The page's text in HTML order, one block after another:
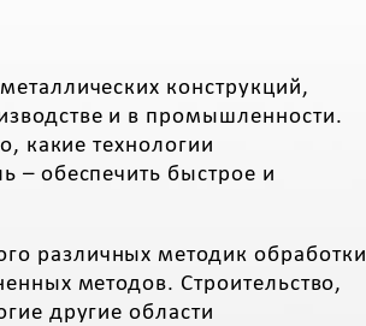
конструкций,
и в промышленности.
какие технологии
– обеспечить быстрое и
различных методик обработки
методов. Строительство,
другие области